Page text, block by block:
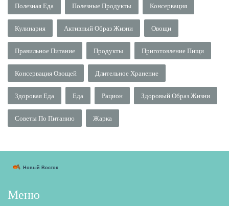
Полезная Еда Полезные Продукты Консервация
Кулинария Активный Образ Жизни Овощи
Правильное Питание Продукты Приготовление Пищи
Консервация Овощей Длительное Хранение
Здоровая Еда Еда Рацион Здоровый Образ Жизни
Советы По Питанию Жарка
Меню